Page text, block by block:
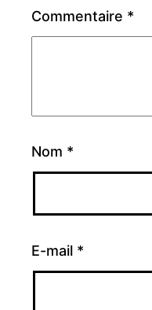
Commentaire *
Nom *
E-mail *